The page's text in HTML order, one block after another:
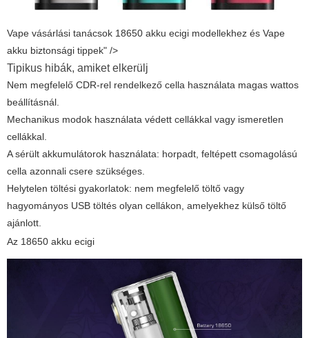
Vape vásárlási tanácsok 18650 akku ecigi modellekhez és Vape
akku biztonsági tippek" />
Tipikus hibák, amiket elkerülj
Nem megfelelő CDR-rel rendelkező cella használata magas wattos
beállításnál.
Mechanikus modok használata védett cellákkal vagy ismeretlen
cellákkal.
A sérült akkumulátorok használata: horpadt, feltépett csomagolású
cella azonnali csere szükséges.
Helytelen töltési gyakorlatok: nem megfelelő töltő vagy
hagyományos USB töltés olyan cellákon, amelyekhez külső töltő
ajánlott.
Az 18650 akku ecigi